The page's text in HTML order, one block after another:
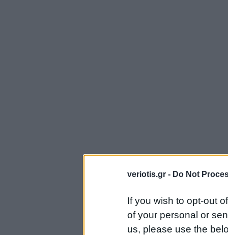
veriotis.gr - Do Not
If you wish to opt-out
of your personal or
us, please use the